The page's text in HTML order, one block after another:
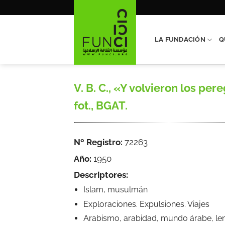
LA FUNDACIÓN
V. B. C., «Y volvieron los
fot., BGAT.
Nº Registro: 72263
Año: 1950
Descriptores:
Islam, musulmán
Exploraciones. Expulsiones. Viajes
Arabismo, arabidad, mundo árabe,